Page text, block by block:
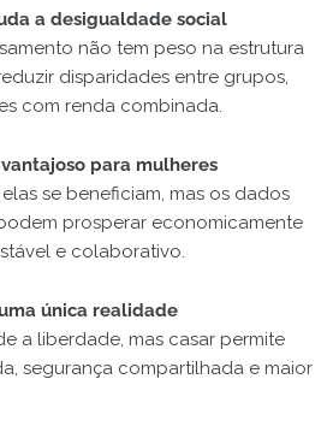
a desigualdade social
não tem peso na estrutura
disparidades entre grupos,
com renda combinada.
para mulheres
se beneficiam, mas os dados
prosperar economicamente
e colaborativo.
única realidade
a liberdade, mas casar permite
segurança compartilhada e maior